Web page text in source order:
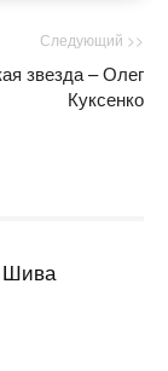
Следующий >>
звезда – Олег
Куксенко
Шива